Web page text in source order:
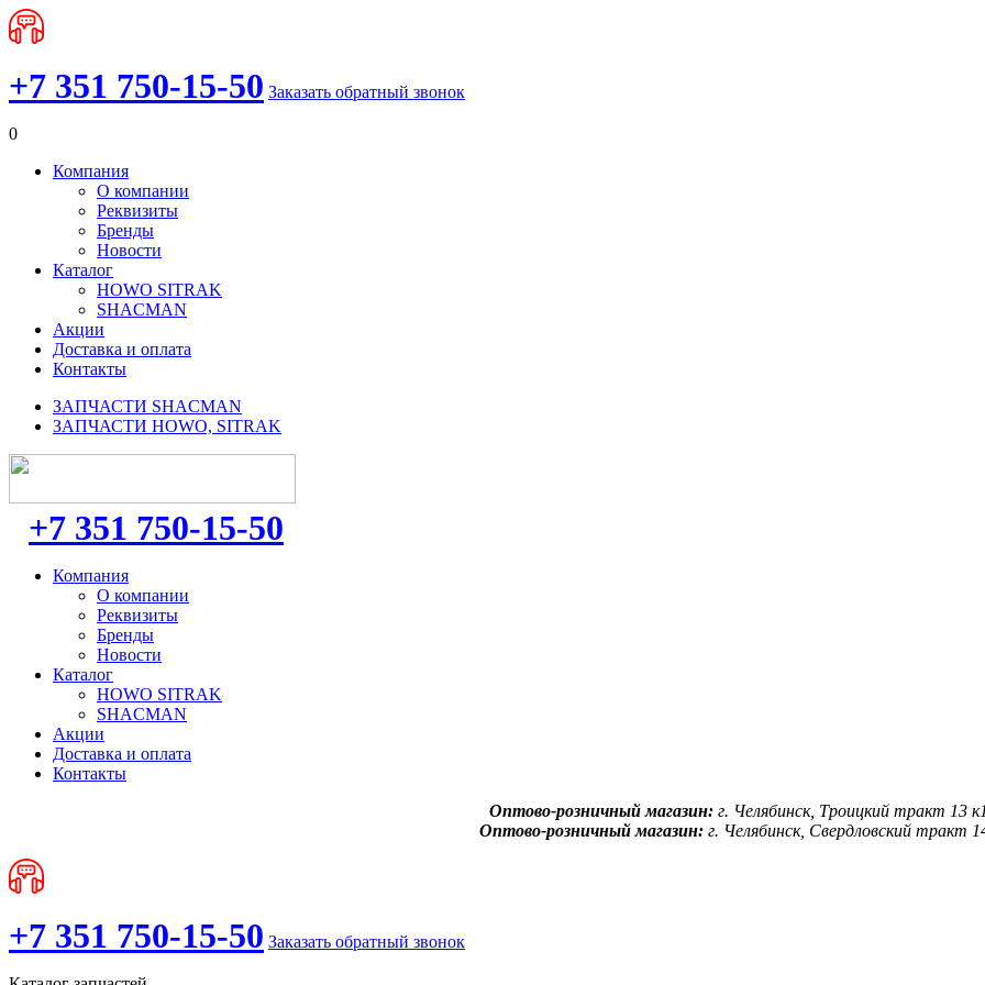
+7 351 750-15-50 Заказать обратный звонок
0
Компания
О компании
Реквизиты
Бренды
Новости
Каталог
HOWO SITRAK
SHACMAN
Акции
Доставка и оплата
Контакты
ЗАПЧАСТИ SHACMAN
ЗАПЧАСТИ HOWO, SITRAK
+7 351 750-15-50
Компания
О компании
Реквизиты
Бренды
Новости
Каталог
HOWO SITRAK
SHACMAN
Акции
Доставка и оплата
Контакты
Оптово-розничный магазин: г. Челябинск, Троицкий тракт 13
Оптово-розничный магазин:г. Челябинск, Свердловский тракт
+7 351 750-15-50 Заказать обратный звонок